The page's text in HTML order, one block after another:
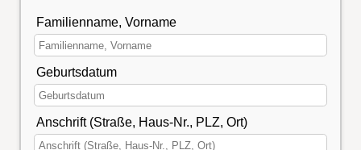
Familienname, Vorname
Geburtsdatum
Anschrift (Straße, Haus-Nr., PLZ, Ort)